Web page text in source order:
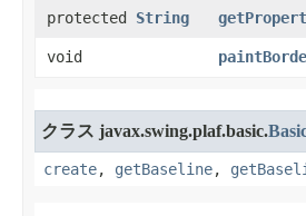
protected String
void
クラス javax.swing.plaf.basic.
create, getBaseline,